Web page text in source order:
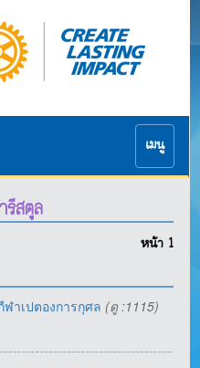
เมนู
รีสตูล
หน้า 1
าเปตองการกุศล (ดู :1115)